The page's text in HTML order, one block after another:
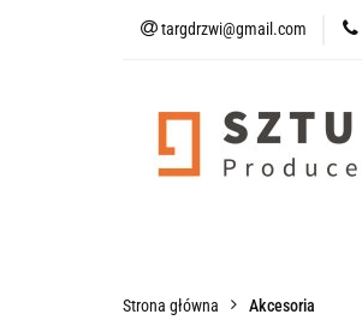
targdrzwi@gmail.com
Strona główna Akcesoria